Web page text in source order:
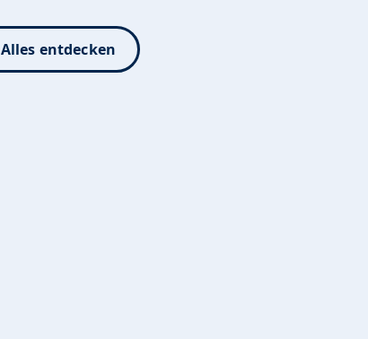
Alles entdecken